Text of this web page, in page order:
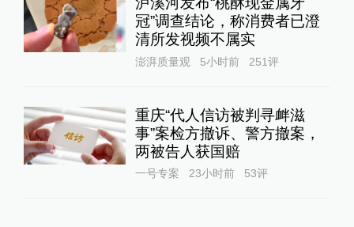
冠”调查结论，称消费者已澄
清所发视频不属实
澎湃质量观 5小时前 251评
重庆“代人信访被判寻衅滋
事”案检方撤诉、警方撤案，
两被告人获国赔
一号专案 23小时前 53评